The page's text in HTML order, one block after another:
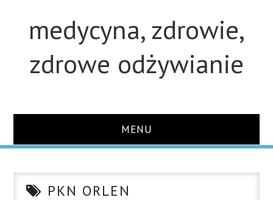
medycyna, zdrowie,
zdrowe odżywianie
MENU
STUDIAPKN ORLEN